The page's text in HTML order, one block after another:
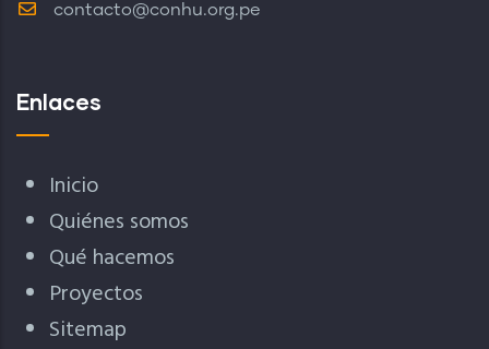
contacto@conhu.org.pe
Enlaces
Inicio
Quiénes somos
Qué hacemos
Proyectos
Sitemap